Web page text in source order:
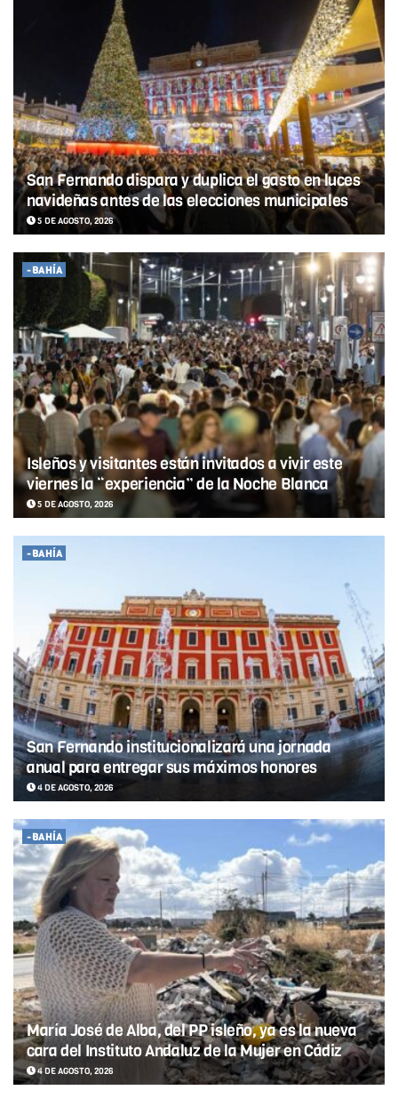
San Fernando dispara y duplica el gasto en luces
navideñas antes de las elecciones municipales
5 DE AGOSTO, 2026
-BAHÍA
Isleños y visitantes están invitados a vivir este
viernes la “experiencia” de la Noche Blanca
5 DE AGOSTO, 2026
-BAHÍA
San Fernando institucionalizará una jornada
anual para entregar sus máximos honores
4 DE AGOSTO, 2026
-BAHÍA
María José de Alba, del PP isleño, ya es la nueva
cara del Instituto Andaluz de la Mujer en Cádiz
4 DE AGOSTO, 2026